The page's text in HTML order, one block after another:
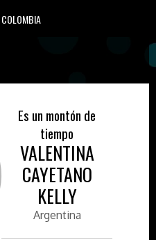
COLOMBIA
Es un montón de
tiempo
VALENTINA
CAYETANO
KELLY
Argentina